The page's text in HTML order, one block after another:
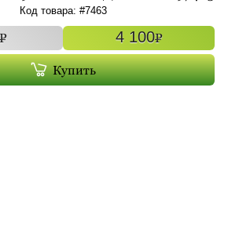
РОЗА РУ ST HI PO SKR AK
Код товара: #7463
4 100P
Купить